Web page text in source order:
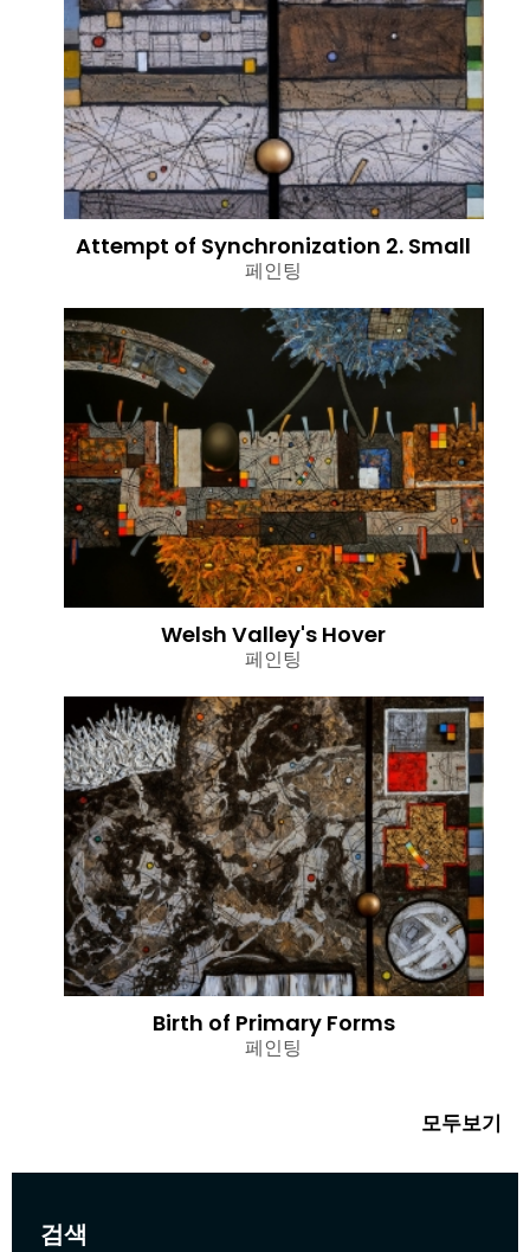
검색
Attempt of Synchronization 2. Small
페인팅
Welsh Valley's Hover
페인팅
Birth of Primary Forms
페인팅
모두보기